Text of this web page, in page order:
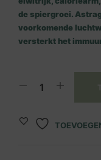
de spiergroei.
voorkomende
versterkt het